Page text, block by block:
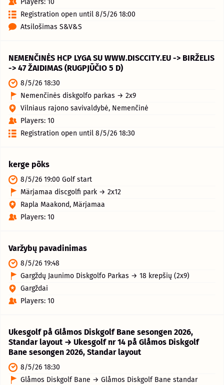
Players: 10
Registration open until 8/5/26 18:00
Atsilošimas S&V&S
NEMENČINĖS HCP LYGA SU WWW.DISCCITY.EU -> BIRŽELIS
-> 47 ŽAIDIMAS (RUGPJŪČIO 5 D)
8/5/26 18:30
Nemenčinės diskgolfo parkas → 2x9
Vilniaus rajono savivaldybė, Nemenčinė
Players: 10
Registration open until 8/5/26 18:30
kerge põks
8/5/26 19:00 Golf start
Märjamaa discgolfi park → 2x12
Rapla Maakond, Märjamaa
Players: 10
Varžybų pavadinimas
8/5/26 19:48
Gargždų Jaunimo Diskgolfo Parkas → 18 krepšių (2x9)
Gargždai
Players: 10
Ukesgolf på Glåmos Diskgolf Bane sesongen 2026,
Standar layout → Ukesgolf nr 14 på Glåmos Diskgolf
Bane sesongen 2026, Standar layout
8/5/26 18:30
Glåmos Diskgolf Bane → Glåmos Diskgolf Bane standar